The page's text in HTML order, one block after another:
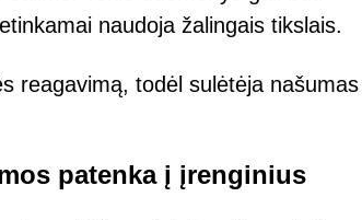
naudoja žalingais tikslais.
reagavimą, todėl sulėtėja
patenka į įrenginius